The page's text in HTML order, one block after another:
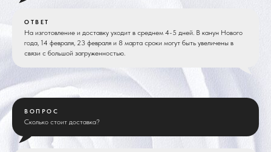
ОТВЕТ
На изготовление и доставку уходит в среднем 4-5 дней. В канун Нового
года, 14 февраля, 23 февраля и 8 марта сроки могут быть увеличены в
связи с большой загруженностью.
ВОПРОС
Сколько стоит доставка?